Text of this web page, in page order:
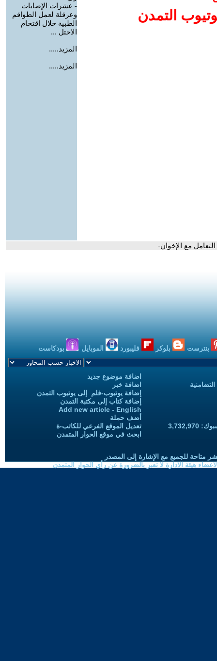
التمدن
- عشرات الإصابات
وعرقلة لعمل الطواقم
الطبية خلال اقتحام
الاحتل ...
المزيد.....
المزيد.....
مع الإخوان-
بنترست بلوكر فليبورد الموبايل بودكاست
اضافة موضوع جديد
اضافة خبر
إضافة يوتيوب-فلم إلى يوتيوب التمدن
إضافة كتاب إلى مكتبة التمدن
Add new article - English
أضف حملة
تعديل الموقع الفرعي للكاتب-ة
ابحث في موقع الحوار المتمدن
متاحة للجميع مع الإشارة إلى المصدر
هيئة الادارة لا تعبر بالضرورة عن رأي الحوار المتمدن